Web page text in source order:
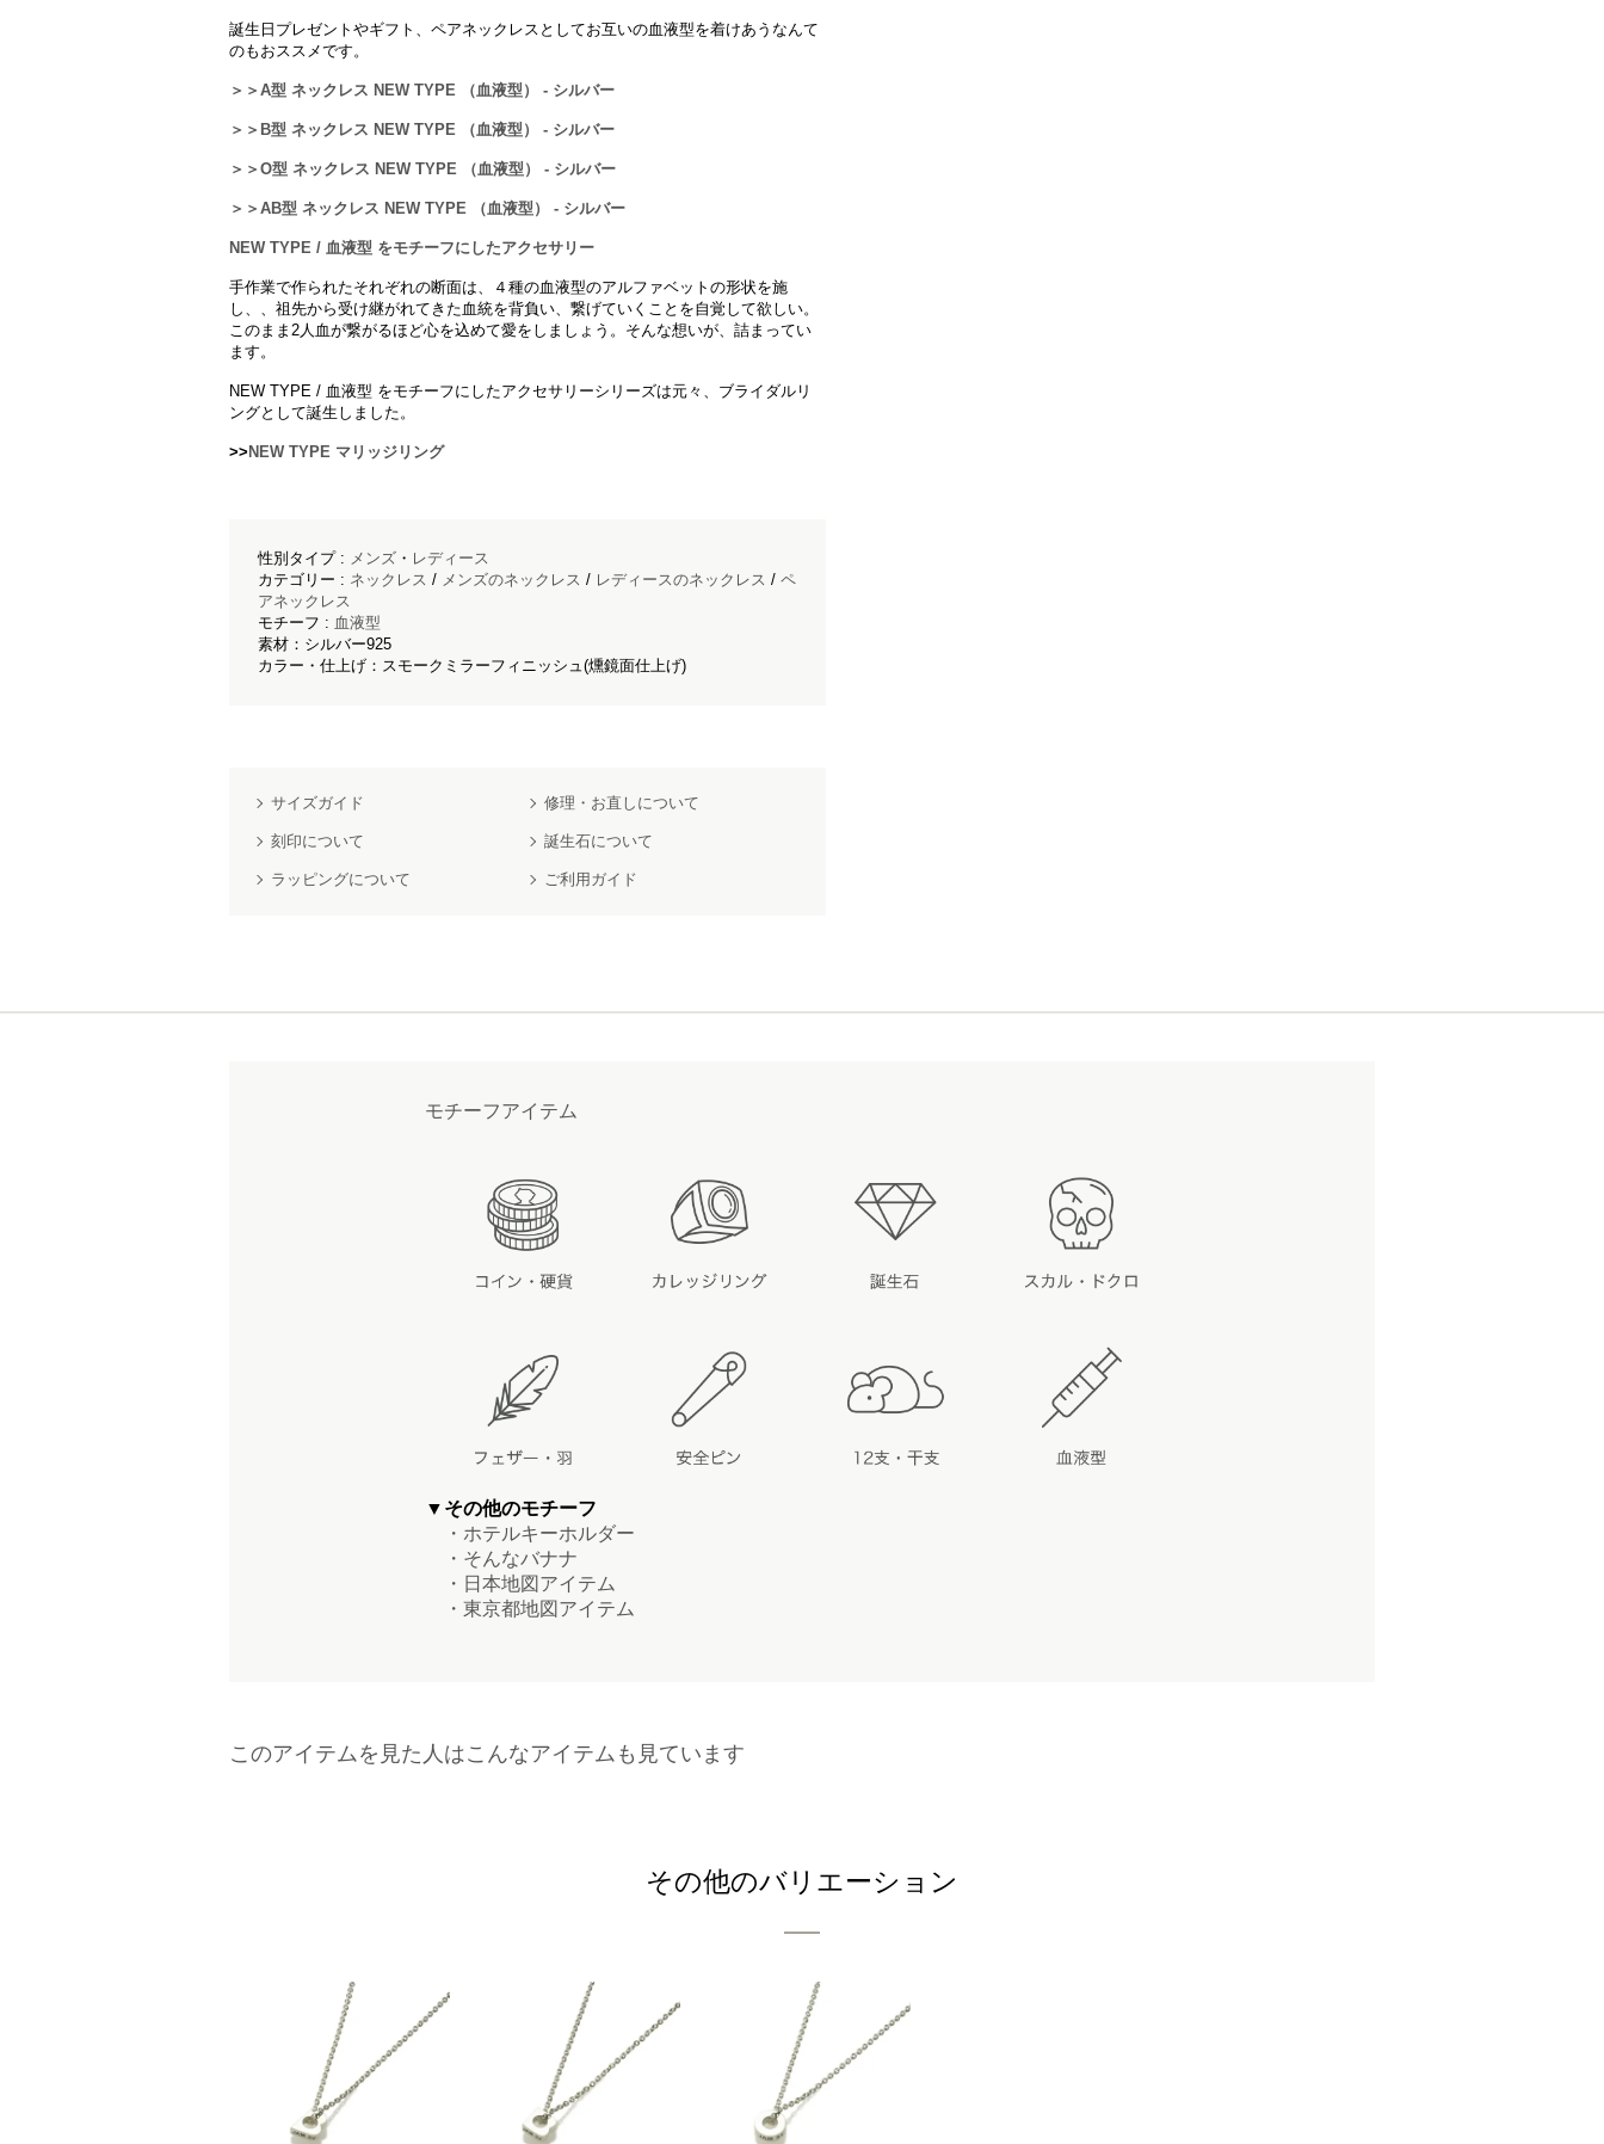
誕生日プレゼントやギフト、ペアネックレスとしてお互いの血液型を着けあうなんて
のもおススメです。
＞＞A型 ネックレス NEW TYPE （血液型） - シルバー
＞＞B型 ネックレス NEW TYPE （血液型） - シルバー
＞＞O型 ネックレス NEW TYPE （血液型） - シルバー
＞＞AB型 ネックレス NEW TYPE （血液型） - シルバー
NEW TYPE / 血液型 をモチーフにしたアクセサリー
手作業で作られたそれぞれの断面は、４種の血液型のアルファベットの形状を施
し、、祖先から受け継がれてきた血統を背負い、繋げていくことを自覚して欲しい。
このまま2人血が繋がるほど心を込めて愛をしましょう。そんな想いが、詰まってい
ます。
NEW TYPE / 血液型 をモチーフにしたアクセサリーシリーズは元々、ブライダルリ
ングとして誕生しました。
>> NEW TYPE マリッジリング
性別タイプ : メンズ ・ レディース
カテゴリー : ネックレス / メンズのネックレス / レディースのネックレス / ペ
アネックレス
モチーフ : 血液型
素材：シルバー925
カラー・仕上げ：スモークミラーフィニッシュ(燻鏡面仕上げ)
サイズガイド 修理・お直しについて
刻印について 誕生石について
ラッピングについて ご利用ガイド
モチーフアイテム
▼その他のモチーフ
・ホテルキーホルダー
・そんなバナナ
・日本地図アイテム
・東京都地図アイテム
このアイテムを見た人はこんなアイテムも見ています
その他のバリエーション